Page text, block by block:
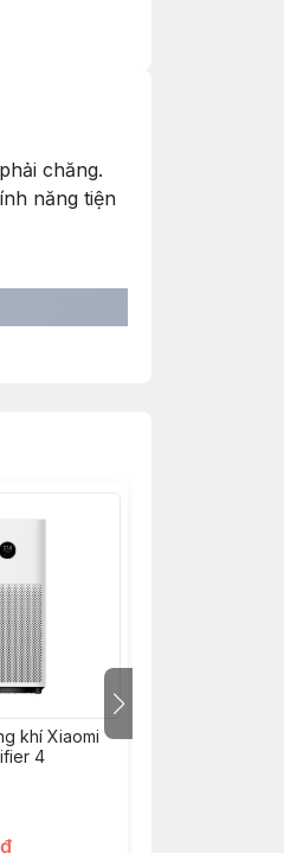
chăng.
năng tiện
khí Xiaomi
4